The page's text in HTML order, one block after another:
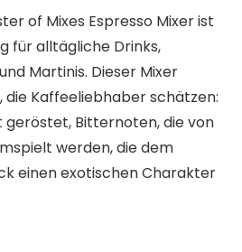
of Mixes Espresso Mixer ist
für alltägliche Drinks,
Martinis. Dieser Mixer
Kaffeeliebhaber schätzen:
geröstet, Bitternoten, die von
werden, die dem
einen exotischen Charakter